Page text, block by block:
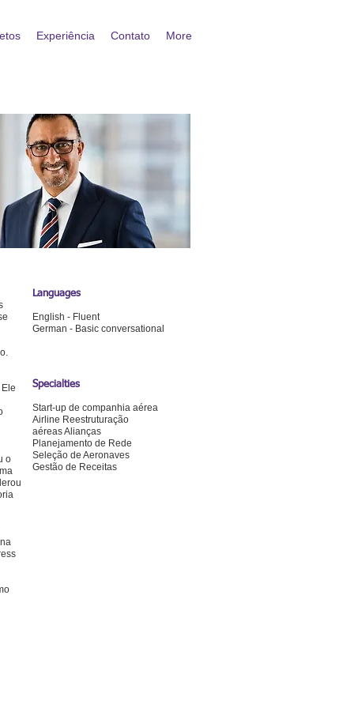
Experiência Contato More
o
Languages
English - Fluent
German - Basic conversational
Specialties
Start-up de companhia aérea
Airline Reestruturação
aéreasAlianças
Planejamento de Rede
Seleção de Aeronaves
Gestão de Receitas